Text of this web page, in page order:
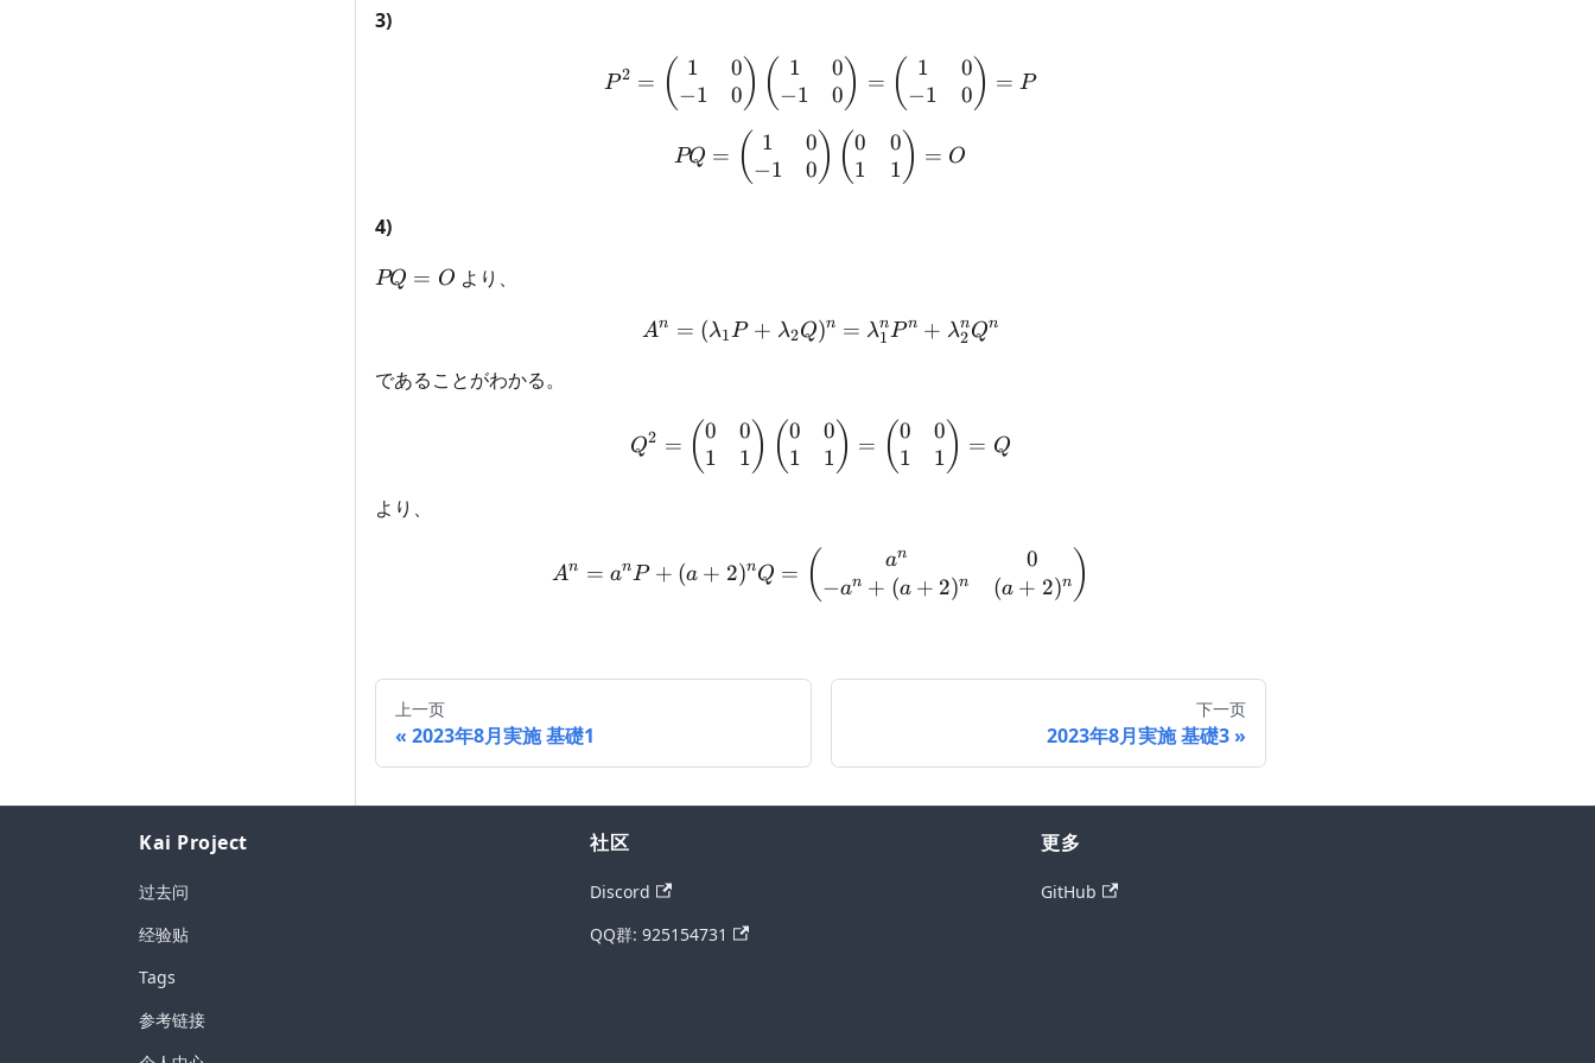
3)
P^2 = \begin{pmatrix} 1 & 0 \\ -1 & 0 \end{pmatrix} \begin{pmatrix} 1
P2 = ( 1
−1
0
0 ) ( 1
−1
0
0 ) = ( 1
−1
0
0 ) = P
PQ = \begin{pmatrix} 1 & 0 \\ -1 & 0 \end{pmatrix} \begin{pmatrix} 0 &
PQ = ( 1
−1
0
0 ) (0
1
0
1 ) = O
4)
PQ
PQ = O より、
A^n = (\lambda_1 P + \lambda_2 Q)^n = \lambda_1^n P^n +
An = (λ1P + λ2Q)n = λ1
nP n + λ2
nQn
であることがわかる。
Q^2 = \begin{pmatrix} 0 & 0 \\ 1 & 1 \end{pmatrix} \begin{pmatrix} 0
Q2 = (0
1
0
1 ) (0
1
0
1 ) = (0
1
0
1 ) = Q
より、
A^n = a^n P + (a+2)^nQ = \begin{pmatrix} a^n & 0 \\ -a^n+(a+2)^n &
An = anP + (a + 2)nQ = ( an
−an + (a + 2)n
0
(a + 2)n )
上一页
2023年8月実施 基礎1
下一页
2023年8月実施 基礎3
Kai Project
过去问
经验贴
Tags
参考链接
社区
Discord
QQ群: 925154731
更多
GitHub